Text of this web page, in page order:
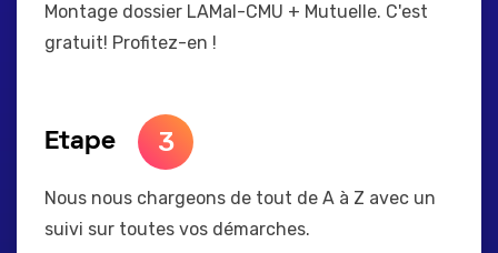
Montage dossier LAMal-CMU + Mutuelle. C'est
gratuit! Profitez-en !
Etape 3
Nous nous chargeons de tout de A à Z avec un
suivi sur toutes vos démarches.